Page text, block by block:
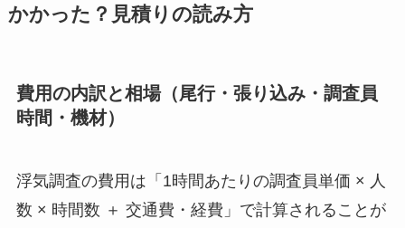
かかった？見積りの読み方
費用の内訳と相場（尾行・張り込み・調査員
時間・機材）
浮気調査の費用は「1時間あたりの調査員単価 × 人
数 × 時間数 ＋ 交通費・経費」で計算されることが